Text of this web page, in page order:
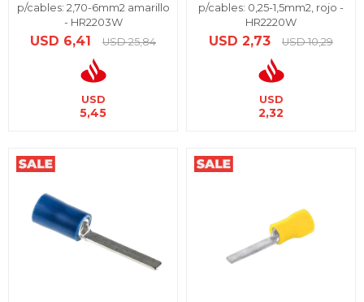
p/cables: 2,70-6mm2 amarillo
- HR2203W
USD 6,41 USD 25,84
USD
5,45
p/cables: 0,25-1,5mm2, rojo -
HR2220W
USD 2,73 USD 10,29
USD
2,32